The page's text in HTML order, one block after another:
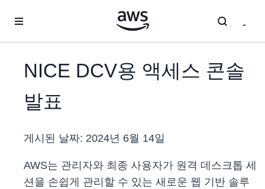
NICE DCV용 액세스 콘솔
발표
게시된 날짜: 2024년 6월 14일
AWS는 관리자와 최종 사용자가 원격 데스크톱 세
션을 손쉽게 관리할 수 있는 새로운 웹 기반 솔루